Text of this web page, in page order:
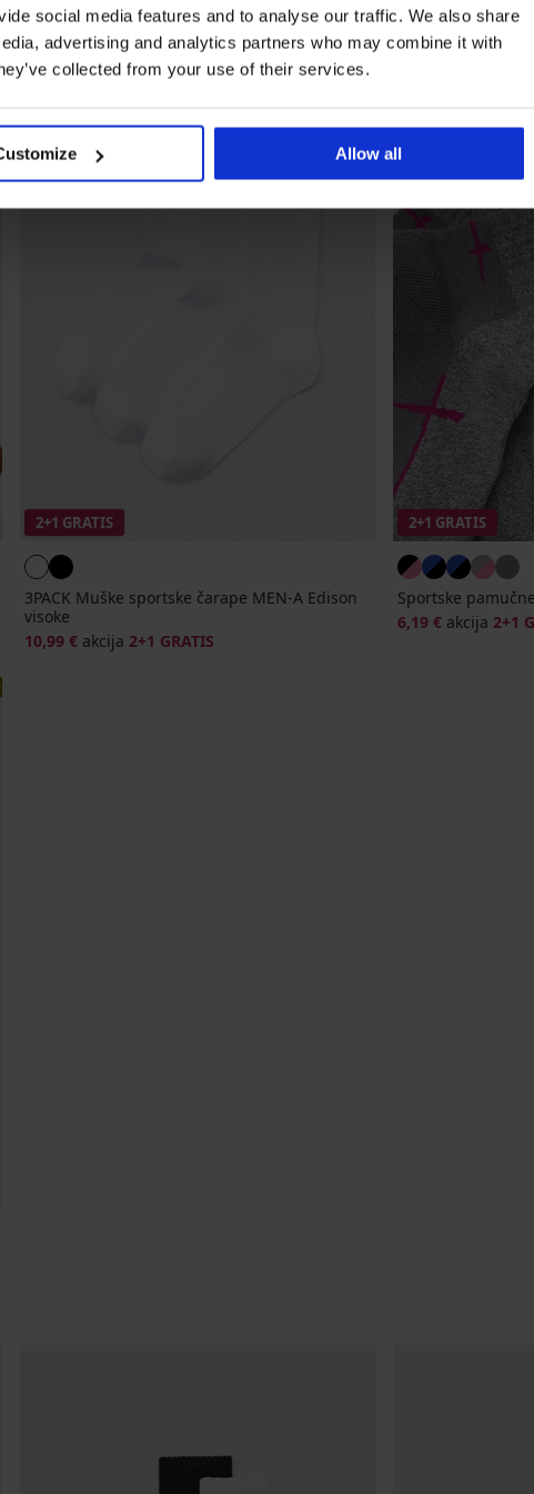
social media features and to analyse our traffic. We also share
advertising and analytics partners who may combine it with
collected from your use of their services.
Allow all
2+1 GRATIS
3PACK Muške sportske čarape MEN-A Edison
visoke
10,99 € akcija 2+1 GRATIS
2+1 GRATIS
Sportske
6,19 € akcija 2+1